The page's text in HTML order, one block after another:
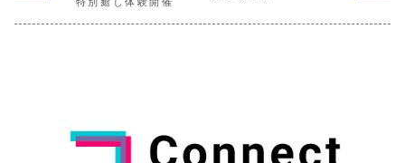
子どもから大...
14:15 ...
人の...
日。母の日